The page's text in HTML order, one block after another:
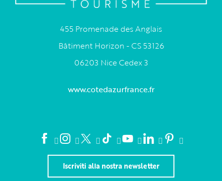
455 Promenade des Anglais
Bâtiment Horizon - CS 53126
06203 Nice Cedex 3
www.cotedazurfrance.fr
Iscriviti alla nostra newsletter